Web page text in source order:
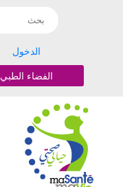
الدخول
الفضاء الطبي